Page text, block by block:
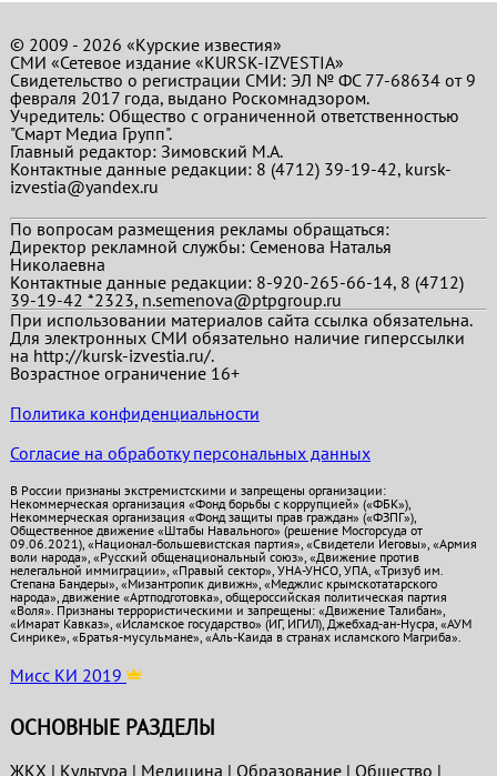
© 2009 - 2026 «Курские известия»
СМИ «Сетевое издание «KURSK-IZVESTIA»
Свидетельство о регистрации СМИ: ЭЛ № ФС 77-68634 от 9
февраля 2017 года, выдано Роскомнадзором.
Учредитель: Общество с ограниченной ответственностью
"Смарт Медиа Групп".
Главный редактор:Зимовский М.А.
Контактные данные редакции: 8 (4712) 39-19-42, kursk-
izvestia@yandex.ru
По вопросам размещения рекламы обращаться:
Директор рекламной службы: Семенова Наталья
Николаевна
Контактные данные редакции: 8-920-265-66-14, 8 (4712)
39-19-42 *2323, n.semenova@ptpgroup.ru
При использовании материалов сайта ссылка обязательна.
Для электронных СМИ обязательно наличие гиперссылки
на http://kursk-izvestia.ru/.
Возрастное ограничение 16+
Политика конфиденциальности
Согласие на обработку персональных данных
В России признаны экстремистскими и запрещены организации:
Некоммерческая организация «Фонд борьбы с коррупцией» («ФБК»),
Некоммерческая организация «Фонд защиты прав граждан» («ФЗПГ»),
Общественное движение «Штабы Навального» (решение Мосгорсуда от
09.06.2021), «Национал-большевистская партия», «Свидетели Иеговы», «Армия
воли народа», «Русский общенациональный союз», «Движение против
нелегальной иммиграции», «Правый сектор», УНА-УНСО, УПА, «Тризуб им.
Степана Бандеры», «Мизантропик дивижн», «Меджлис крымскотатарского
народа», движение «Артподготовка», общероссийская политическая партия
«Воля». Признаны террористическими и запрещены: «Движение Талибан»,
«Имарат Кавказ», «Исламское государство» (ИГ, ИГИЛ), Джебхад-ан-Нусра, «АУМ
Синрике», «Братья-мусульмане», «Аль-Каида в странах исламского Магриба».
Мисс КИ 2019
ОСНОВНЫЕ РАЗДЕЛЫ
ЖКХ | Культура | Медицина | Образование| Общество |